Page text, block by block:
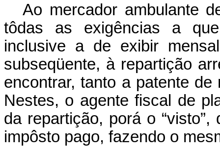
Ao mercador ambulante
tôdas as exigências a
inclusive a de exibir
subseqüente, à repartição
encontrar, tanto a patente
Nestes, o agente fiscal de
da repartição, porá o
impôsto pago, fazendo o